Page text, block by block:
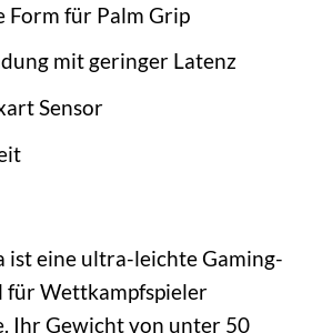
Form für Palm Grip
mit geringer Latenz
Sensor
ist eine ultra-leichte Gaming-
für Wettkampfspieler
Ihr Gewicht von unter 50